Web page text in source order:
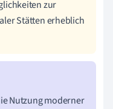
zur
Stätten erheblich
Nutzung moderner